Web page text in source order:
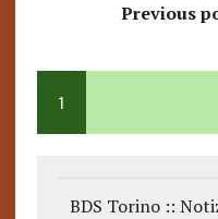
Previous
1
BDS Torino ::